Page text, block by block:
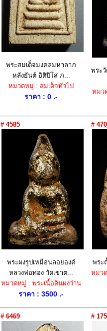
พระสมเด็จมงคลมหาลาภ
หลังยันต์ อิติปิโส ภ...
หมวดหมู่ : สมเด็จทั่วไป
ราคา : 0 .-
พระ
หมว
# 4585
พระผงรูปเหมือนลอยองค์
หลวงพ่อทอง วัดเขาต...
หมวดหมู่ : พระเนื้อดินผงว่าน
ราคา : 3500 .-
#
พระ
หมว
# 6469 # 175